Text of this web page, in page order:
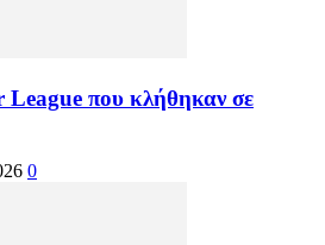
League που κλήθηκαν σε
0